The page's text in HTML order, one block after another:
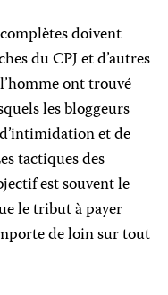
doivent
du CPJ et d’autres
ont trouvé
les bloggeurs
et de
tactiques des
est souvent le
le tribut à payer
de loin sur tout